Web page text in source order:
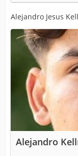
Alejandro Jesus
Alejandro